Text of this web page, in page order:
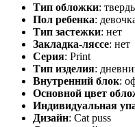
Тип обложки:
Пол ребенка:
Тип застежки: нет
Закладка-ляссе: нет
Серия: Print
Тип изделия:
Внутренний блок:
Основной цвет
Индивидуальная
Дизайн: Сat puss